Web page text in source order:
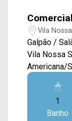
Vila
Galpão /
Vila Nossa
Americana/SP. O imóvel dispõe de
construção
amplo salão
banheiro; > 02
próximo à
1
Banho